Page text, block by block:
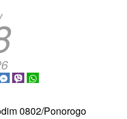
0802/Ponorogo